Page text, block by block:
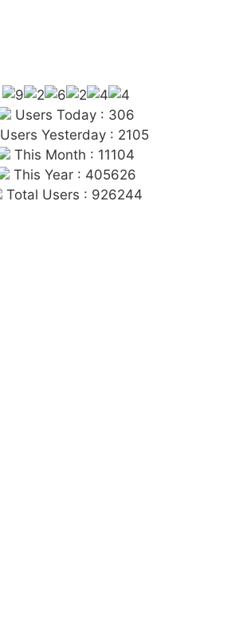
Users Today : 306
Users Yesterday : 2105
This Month : 11104
This Year : 405626
Total Users : 926244